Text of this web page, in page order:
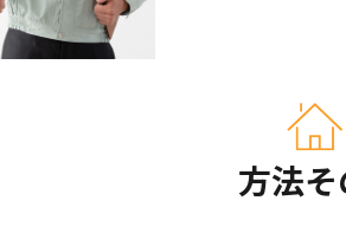
方法